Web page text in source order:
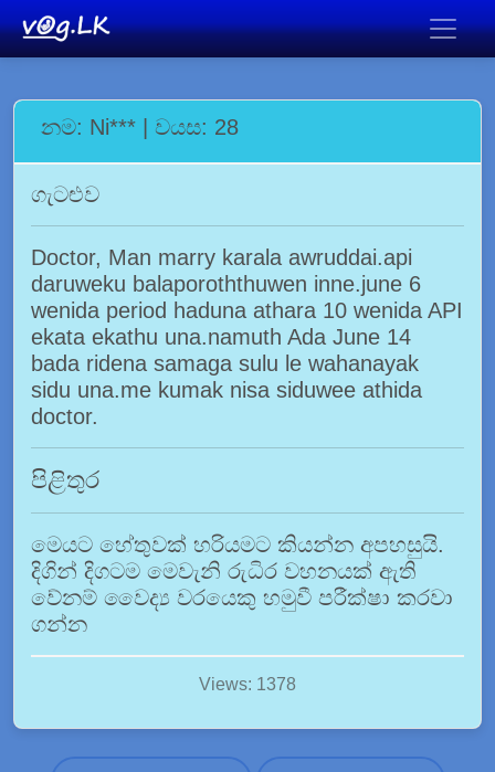
නම: Ni*** | වයස: 28
ගැටළුව
Doctor, Man marry karala awruddai.api
daruweku balaporoththuwen inne.june 6
wenida period haduna athara 10 wenida API
ekata ekathu una.namuth Ada June 14
bada ridena samaga sulu le wahanayak
sidu una.me kumak nisa siduwee athida
doctor.
පිළිතුර
මෙයට හේතුවක් හරියමට කියන්න අපහසුයි.
දිගින් දිගටම මෙවැනි රුධිර වහනයක් ඇති
වේනම් වෛද්‍ය වරයෙකු හමුවී පරීක්ෂා කරවා
ගන්න
Views: 1378